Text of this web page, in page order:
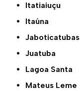
Itatiaiuçu
Itaúna
Jaboticatubas
Juatuba
Lagoa Santa
Mateus Leme